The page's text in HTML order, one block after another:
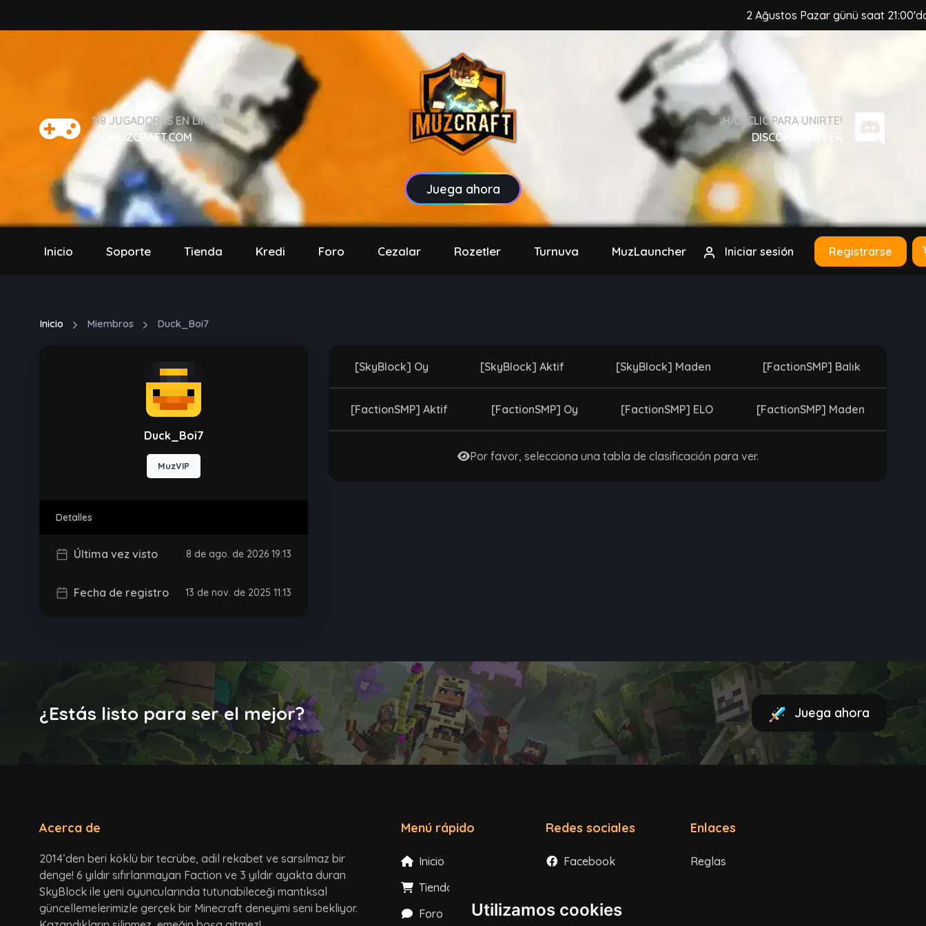
Utilizamos cookies
2 Ağustos Pazar günü saat 21:00'da,
118 JUGADORES EN LÍNEA
MC.MUZCRAFT.COM
Juega ahora
¡HAZ CLIC PARA UNIRTE!
DISCORD SERVER
Iniciar sesión Registrarse
Inicio Soporte Tienda Kredi Foro Cezalar Rozetler Turnuva MuzLauncher
Inicio Miembros Duck_Boi7
Duck_Boi7
MuzVIP
Detalles
Última vez visto 8 de ago. de 2026 19:13
Fecha de registro 13 de nov. de 2025 11:13
[SkyBlock] Oy [SkyBlock] Aktif [SkyBlock] Maden [FactionSMP] Balık
[FactionSMP] Aktif [FactionSMP] Oy [FactionSMP] ELO [FactionSMP] Maden
Por favor, selecciona una tabla de clasificación para ver.
¿Estás listo para ser el mejor? Juega ahora
Acerca de
2014’den beri köklü bir tecrübe, adil rekabet ve sarsılmaz bir
denge! 6 yıldır sıfırlanmayan Faction ve 3 yıldır ayakta duran
SkyBlock ile yeni oyuncularında tutunabileceği mantıksal
güncellemelerimizle gerçek bir Minecraft deneyimi seni bekliyor.
Menú rápido
Inicio
Tienda
Foro
Redes sociales
Facebook
X
Enlaces
Reglas